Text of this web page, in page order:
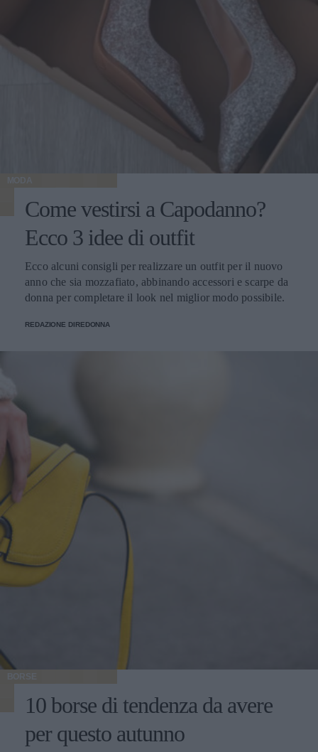
MODA
Come vestirsi a Capodanno?
Ecco 3 idee di outfit
Ecco alcuni consigli per realizzare un outfit per il nuovo
anno che sia mozzafiato, abbinando accessori e scarpe da
donna per completare il look nel miglior modo possibile.
REDAZIONE DIREDONNA
BORSE
10 borse di tendenza da avere
per questo autunno